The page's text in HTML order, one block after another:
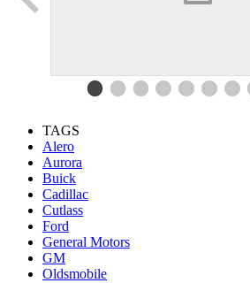
TAGS
Alero
Aurora
Buick
Cadillac
Cutlass
Ford
General Motors
GM
Oldsmobile